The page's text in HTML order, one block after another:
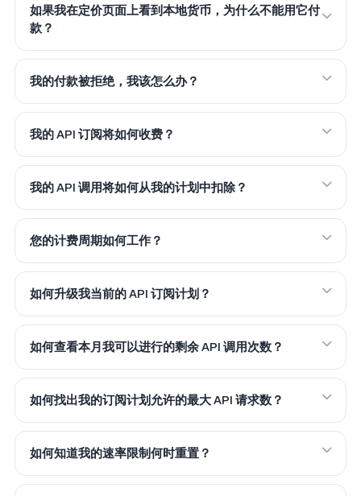
如果我在定价页面上看到本地货币，为什么不能用它付
款？
我的付款被拒绝，我该怎么办？
我的 API 订阅将如何收费？
我的 API 调用将如何从我的计划中扣除？
您的计费周期如何工作？
如何升级我当前的 API 订阅计划？
如何查看本月我可以进行的剩余 API 调用次数？
如何找出我的订阅计划允许的最大 API 请求数？
如何知道我的速率限制何时重置？